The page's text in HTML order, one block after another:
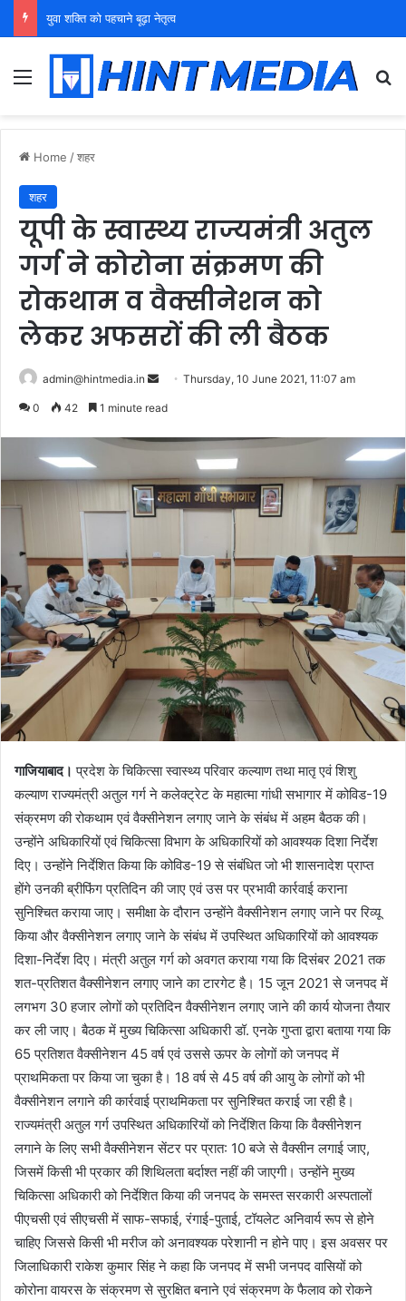
युवा शक्ति को पहचाने बूढ़ा नेतृत्व
Menu
Home /शहर
शहर
यूपी के स्वास्थ्य राज्यमंत्री अतुल
गर्ग ने कोरोना संक्रमण की
रोकथाम व वैक्सीनेशन को
लेकर अफसरों की ली बैठक
admin@hintmedia.in
SendThursday, 10 June 2021, 11:07 am
0 42 1 minute read
गाजियाबाद। प्रदेश के चिकित्सा स्वास्थ्य परिवार कल्याण तथा मातृ एवं शिशु
कल्याण राज्यमंत्री अतुल गर्ग ने कलेक्ट्रेट के महात्मा गांधी सभागार में कोविड-19
संक्रमण की रोकथाम एवं वैक्सीनेशन लगाए जाने के संबंध में अहम बैठक की।
उन्होंने अधिकारियों एवं चिकित्सा विभाग के अधिकारियों को आवश्यक दिशा निर्देश
दिए। उन्होंने निर्देशित किया कि कोविड-19 से संबंधित जो भी शासनादेश प्राप्त
होंगे उनकी ब्रीफिंग प्रतिदिन की जाए एवं उस पर प्रभावी कार्रवाई कराना
सुनिश्चित कराया जाए। समीक्षा के दौरान उन्होंने वैक्सीनेशन लगाए जाने पर रिव्यू
किया और वैक्सीनेशन लगाए जाने के संबंध में उपस्थित अधिकारियों को आवश्यक
दिशा-निर्देश दिए। मंत्री अतुल गर्ग को अवगत कराया गया कि दिसंबर 2021 तक
शत-प्रतिशत वैक्सीनेशन लगाए जाने का टारगेट है। 15 जून 2021 से जनपद में
लगभग 30 हजार लोगों को प्रतिदिन वैक्सीनेशन लगाए जाने की कार्य योजना तैयार
कर ली जाए। बैठक में मुख्य चिकित्सा अधिकारी डॉ. एनके गुप्ता द्वारा बताया गया कि
65 प्रतिशत वैक्सीनेशन 45 वर्ष एवं उससे ऊपर के लोगों को जनपद में
प्राथमिकता पर किया जा चुका है। 18 वर्ष से 45 वर्ष की आयु के लोगों को भी
वैक्सीनेशन लगाने की कार्रवाई प्राथमिकता पर सुनिश्चित कराई जा रही है।
राज्यमंत्री अतुल गर्ग उपस्थित अधिकारियों को निर्देशित किया कि वैक्सीनेशन
लगाने के लिए सभी वैक्सीनेशन सेंटर पर प्रात: 10 बजे से वैक्सीन लगाई जाए,
जिसमें किसी भी प्रकार की शिथिलता बर्दाश्त नहीं की जाएगी। उन्होंने मुख्य
चिकित्सा अधिकारी को निर्देशित किया की जनपद के समस्त सरकारी अस्पतालों
पीएचसी एवं सीएचसी में साफ-सफाई, रंगाई-पुताई, टॉयलेट अनिवार्य रूप से होने
चाहिए जिससे किसी भी मरीज को अनावश्यक परेशानी न होने पाए। इस अवसर पर
जिलाधिकारी राकेश कुमार सिंह ने कहा कि जनपद में सभी जनपद वासियों को
कोरोना वायरस के संक्रमण से सुरक्षित बनाने एवं संक्रमण के फैलाव को रोकने